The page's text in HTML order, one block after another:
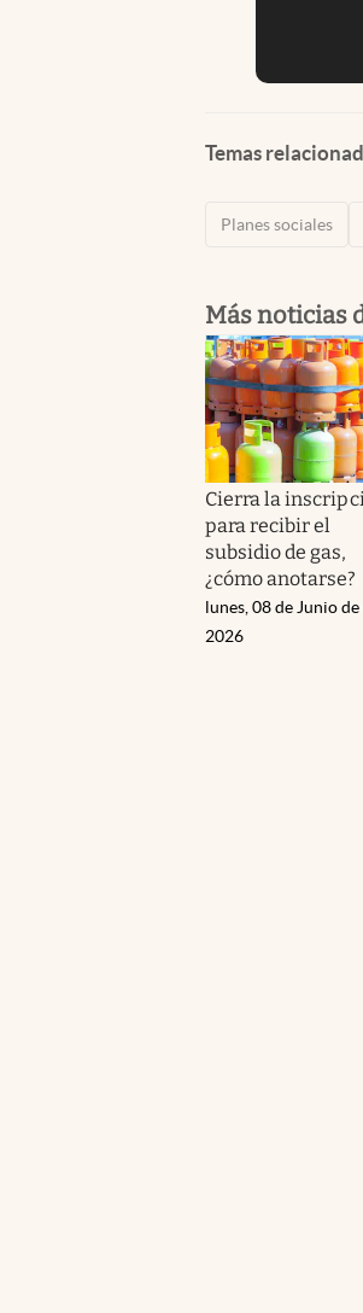
Temas
Planes sociales
Más noticias
Cierra la
para recibir el
subsidio de gas,
¿cómo anotarse?
lunes, 08 de Junio de
2026